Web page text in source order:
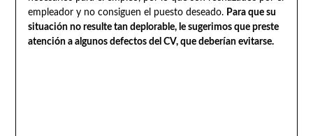
empleador y no consiguen el puesto deseado. Para que su
situación no resulte tan deplorable, le sugerimos que preste
atención a algunos defectos del CV, que deberían evitarse.